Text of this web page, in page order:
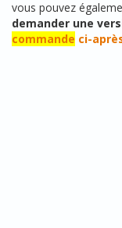
vous pouvez
demander une
commande ci-